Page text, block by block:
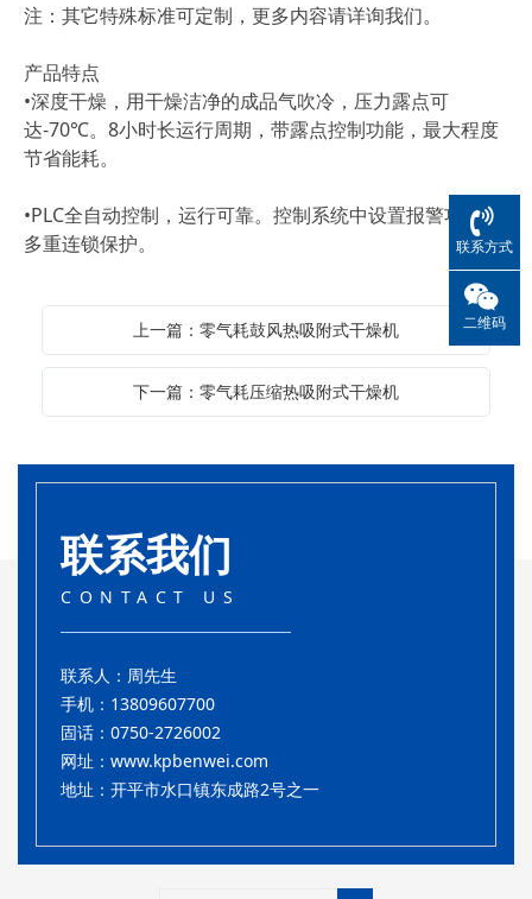
注：其它特殊标准可定制，更多内容请详询我们。
产品特点
•深度干燥，用干燥洁净的成品气吹冷，压力露点可
达-70℃。8小时长运行周期，带露点控制功能，最大程度
节省能耗。
•PLC全自动控制，运行可靠。控制系统中设置报警功能、
多重连锁保护。
上一篇：零气耗鼓风热吸附式干燥机
下一篇：零气耗压缩热吸附式干燥机
联系我们
CONTACT US
联系人：周先生
手机：13809607700
固话：0750-2726002
网址： www.kpbenwei.com
地址：开平市水口镇东成路2号之一
联系方式
二维码